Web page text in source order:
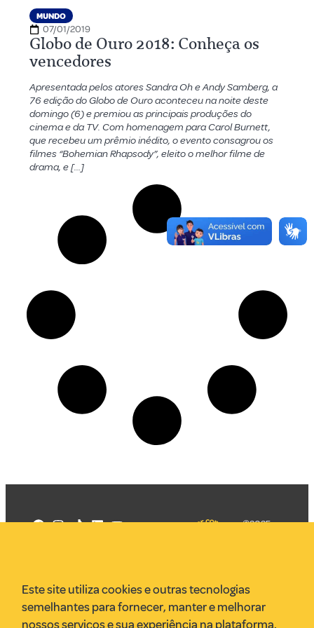
MUNDO
07/01/2019
Globo de Ouro 2018: Conheça os
vencedores
Apresentada pelos atores Sandra Oh e Andy Samberg, a
76 edição do Globo de Ouro aconteceu na noite deste
domingo (6) e premiou as principais produções do
cinema e da TV. Com homenagem para Carol Burnett,
que recebeu um prêmio inédito, o evento consagrou os
filmes “Bohemian Rhapsody”, eleito o melhor filme de
drama, e […]
VR Assessoria
Parcerias
©2025
Este site utiliza cookies e outras tecnologias
semelhantes para fornecer, manter e melhorar
nossos serviços e sua experiência na plataforma.